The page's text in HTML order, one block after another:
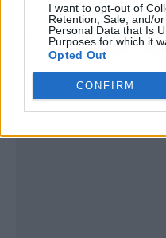
I want to opt-out of
Retention, Sale, and/
Personal Data that Is
Purposes for which it
Opted Out
CONFIRM